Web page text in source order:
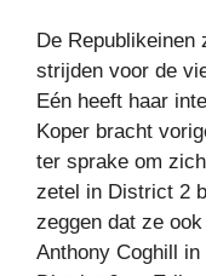
De Republikeinen
strijden voor de
Eén heeft haar
Koper bracht
ter sprake om
zetel in District 2
zeggen dat ze
Anthony Coghill